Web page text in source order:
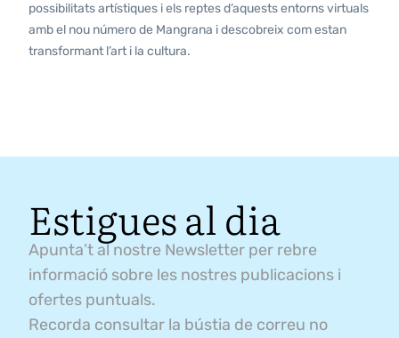
possibilitats artístiques i els reptes d’aquests entorns virtuals
amb el nou número de Mangrana i descobreix com estan
transformant l’art i la cultura.
Estigues al dia
Apunta’t al nostre Newsletter per rebre
informació sobre les nostres publicacions i
ofertes puntuals.
Recorda consultar la bústia de correu no